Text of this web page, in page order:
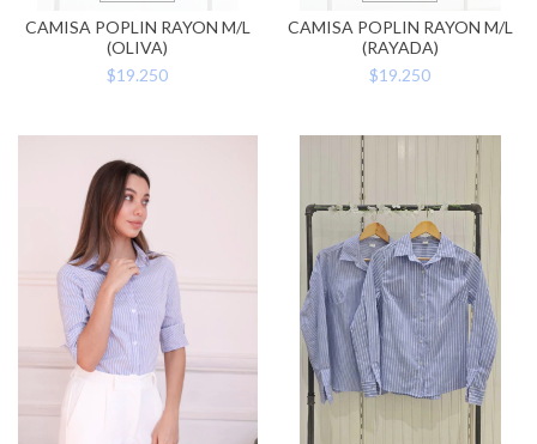
CAMISA POPLIN RAYON M/L
(OLIVA)
$19.250
CAMISA POPLIN RAYON M/L
(RAYADA)
$19.250